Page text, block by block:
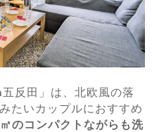
反田」は、北欧風の落
たいカップルにおすすめ
のコンパクトながらも洗